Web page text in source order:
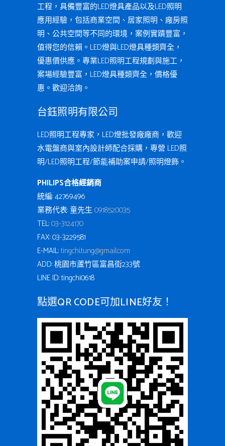
工程，具備豐富的LED燈具產品以及LED照明
應用經驗，包括商業空間、居家照明、廠房照
明、公共空間等不同的環境，案例實蹟豐富，
值得您的信賴。LED燈與LED燈具種類齊全，
優惠價供應。專業LED照明工程規劃與施工，
案場經驗豐富，LED燈具種類齊全，價格優
惠。歡迎洽詢。
台鈺照明有限公司
LED照明工程專家，LED燈批發廠廠商，歡迎
水電盤商與室內設計師配合採購，專營 LED照
明/LED照明工程/節能補助案申請/照明燈飾。
PHILIPS合格經銷商
統編: 42769496
業務代表: 童先生0918520035
TEL:03-3124170
FAX: 03-3229581
E-MAIL:tingchi.tung@gmail.com
ADD: 桃園市蘆竹區富昌街233號
LINE ID: tingchi0618
點選QR CODE可加LINE好友！